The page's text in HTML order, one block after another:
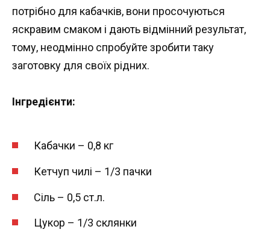
потрібно для кабачків, вони просочуються
яскравим смаком і дають відмінний результат,
тому, неодмінно спробуйте зробити таку
заготовку для своїх рідних.
Інгредієнти:
Кабачки – 0,8 кг
Кетчуп чилі – 1/3 пачки
Сіль – 0,5 ст.л.
Цукор – 1/3 склянки